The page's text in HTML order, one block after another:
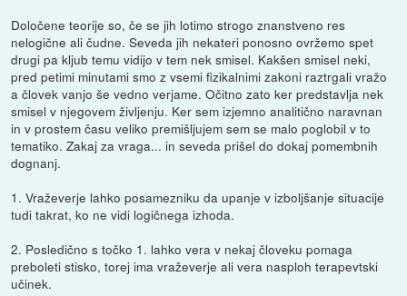
Določene teorije so, če se jih lotimo strogo znanstveno res
nelogične ali čudne. Seveda jih nekateri ponosno ovržemo spet
drugi pa kljub temu vidijo v tem nek smisel. Kakšen smisel neki,
pred petimi minutami smo z vsemi fizikalnimi zakoni raztrgali vražo
a človek vanjo še vedno verjame. Očitno zato ker predstavlja nek
smisel v njegovem življenju. Ker sem izjemno analitično naravnan
in v prostem času veliko premišljujem sem se malo poglobil v to
tematiko. Zakaj za vraga... in seveda prišel do dokaj pomembnih
dognanj.
1. Vraževerje lahko posamezniku da upanje v izboljšanje situacije
tudi takrat, ko ne vidi logičnega izhoda.
2. Posledično s točko 1. lahko vera v nekaj človeku pomaga
preboleti stisko, torej ima vraževerje ali vera nasploh terapevtski
učinek.